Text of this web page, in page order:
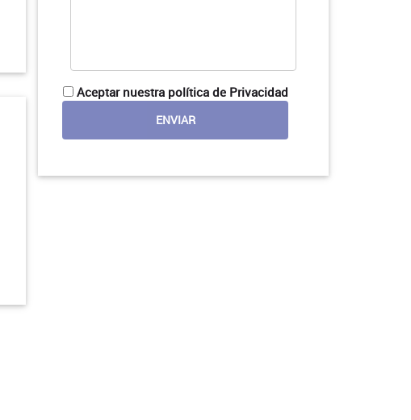
Aceptar nuestra política de Privacidad